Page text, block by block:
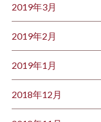
2019年3月
2019年2月
2019年1月
2018年12月